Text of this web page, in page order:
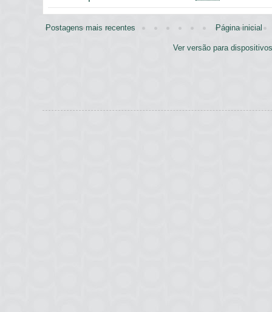
Postagens mais recentes Página inicial
Ver versão para